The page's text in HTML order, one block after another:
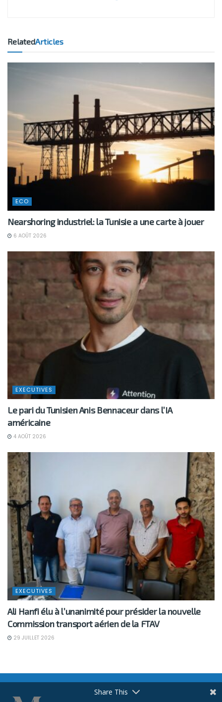
RelatedArticles
ECO
Nearshoring industriel: la Tunisie a une carte à jouer
6 AOÛT 2026
EXECUTIVES
Le pari du Tunisien Anis Bennaceur dans l’IA
américaine
4 AOÛT 2026
EXECUTIVES
Ali Hanfi élu à l’unanimité pour présider la nouvelle
Commission transport aérien de la FTAV
29 JUILLET 2026
Share This